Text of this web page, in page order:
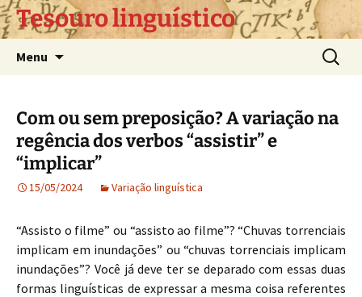
Pular
paraTesouro linguístico
Menu
por:
Com ou sem preposição? A variação na
regência dos verbos “assistir” e
“implicar”
15/05/2024 Variação linguística
“Assisto o filme” ou “assisto ao filme”? “Chuvas torrenciais
implicam em inundações” ou “chuvas torrenciais implicam
inundações”? Você já deve ter se deparado com essas duas
formas linguísticas de expressar a mesma coisa referentes